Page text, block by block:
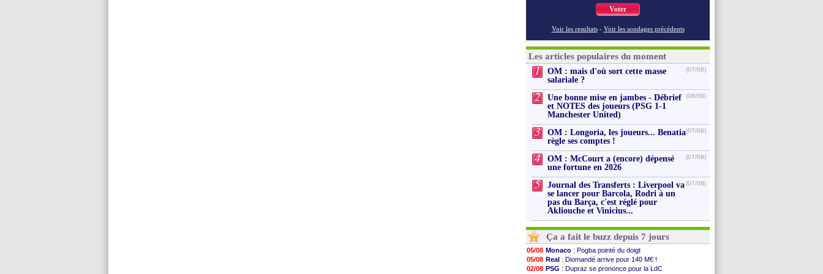
Voter
Voir les resultats - Voir les sondages précédents
Les articles populaires du moment
1
OM : mais d'où sort cette masse
salariale ?
(07/08)
2
Une bonne mise en jambes - Débrief
et NOTES des joueurs (PSG 1-1
Manchester United)
(08/08)
3
OM : Longoria, les joueurs... Benatia
règle ses comptes !
(07/08)
4
OM : McCourt a (encore) dépensé
une fortune en 2026
(07/08)
5
Journal des Transferts : Liverpool va
se lancer pour Barcola, Rodri à un
pas du Barça, c'est réglé pour
Akliouche et Vinicius...
(07/08)
Ça a fait le buzz depuis 7 jours
05/08 Monaco : Pogba pointé du doigt
05/08 Real : Diomandé arrive pour 140 M€ !
02/08 PSG : Dupraz se prononce pour la LdC